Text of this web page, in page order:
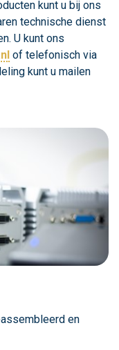
kunt u bij ons
technische dienst
U kunt ons
of telefonisch via
kunt u mailen
en